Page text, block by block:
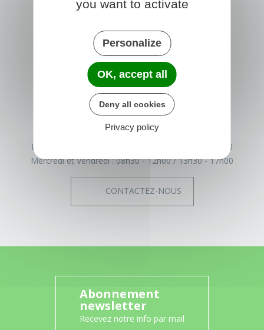
TRÉGLAMUS
15 rue de la Mairie
22540 Tréglamus
France
02 96 43 17 93
Horaires de la mairie
Lundi, Mardi et Jeudi :
13h30 - 17h30
Mercredi et Vendredi :08h30 - 12h00 13h30 - 17h00
CONTACTEZ-NOUS
Abonnement
newsletter
Recevez notre info par mail
you want to activate
Personalize
OK, accept all
Deny all cookies
Privacy policy